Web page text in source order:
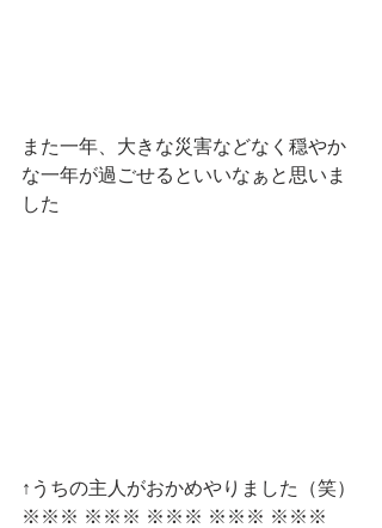
また一年、大きな災害などなく穏やか
な一年が過ごせるといいなぁと思いま
した
↑うちの主人がおかめやりました（笑）
※※※ ※※※ ※※※ ※※※ ※※※